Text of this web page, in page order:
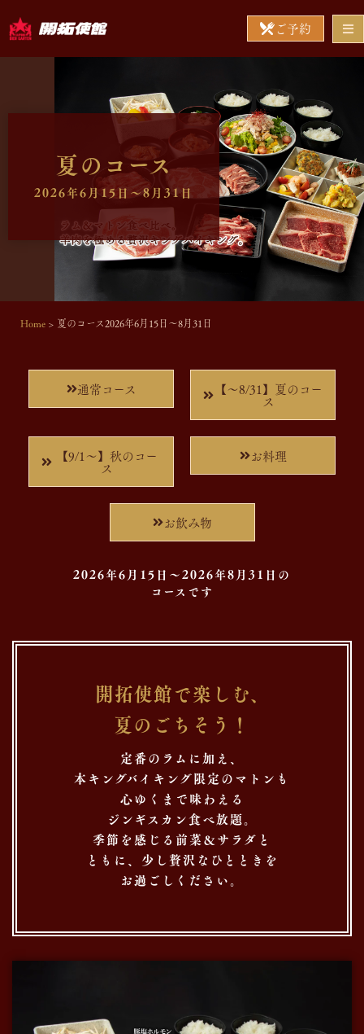
ご予約
夏のコース
2026年6月15日～8月31日
Home > 夏のコース2026年6月15日～8月31日
通常コース 【～8/31】夏のコー
ス
【9/1～】秋のコー
ス
お料理
お飲み物
2026年6月15日～2026年8月31日の
コースです
開拓使館で楽しむ、
夏のごちそう！
定番のラムに加え、
本キングバイキング限定のマトンも
心ゆくまで味わえる
ジンギスカン食べ放題。
季節を感じる前菜＆サラダと
ともに、 少し贅沢なひとときを
お過ごしください。